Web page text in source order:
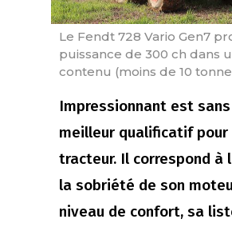
Le Fendt 728 Vario Gen7
puissance de 300 ch dans
contenu (moins de 10
Impressionnant est
meilleur qualificatif pour
tracteur. Il correspond à
la sobriété de son
niveau de confort, sa